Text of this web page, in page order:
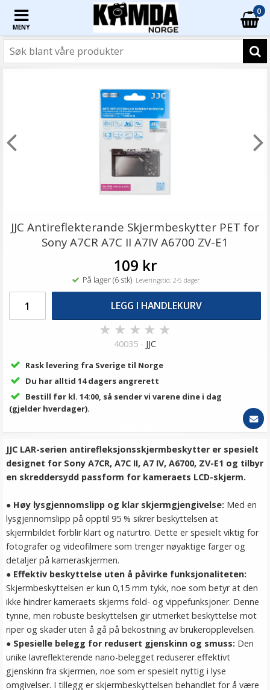
MENY
0
JJC Antireflekterande Skjermbeskytter PET for
Sony A7CR A7C II A7IV A6700 ZV-E1
109 kr
På lager (6 stk)Leveringstid: 2-5 dager
LEGG I HANDLEKURV
★ ★ ★ ★ ★
40035 - JJC
Rask levering fra Sverige til Norge
Du har alltid 14 dagers angrerett
Bestill før kl. 14:00, så sender vi varene dine i dag
(gjelder hverdager).
JJC LAR-serien antirefleksjonsskjermbeskytter er spesielt
designet for Sony A7CR, A7C II, A7 IV, A6700, ZV-E1 og tilbyr
en skreddersydd passform for kameraets LCD-skjerm.
● Høy lysgjennomslipp og klar skjermgjengivelse: Med en
lysgjennomslipp på opptil 95 % sikrer beskyttelsen at
skjermbildet forblir klart og naturtro. Dette er spesielt viktig for
fotografer og videofilmere som trenger nøyaktige farger og
detaljer på kameraskjermen.
● Effektiv beskyttelse uten å påvirke funksjonaliteten:
Skjermbeskyttelsen er kun 0,15 mm tykk, noe som betyr at den
ikke hindrer kameraets skjerms fold- og vippefunksjoner. Denne
tynne, men robuste beskyttelsen gir utmerket beskyttelse mot
riper og skader uten å gå på bekostning av brukeropplevelsen.
● Spesielle belegg for redusert gjenskinn og smuss: Den
unike lavreflekterende nano-belegget reduserer effektivt
gjenskinn fra skjermen, noe som er spesielt nyttig i lyse
omgivelser. I tillegg er skjermbeskyttelsen behandlet for å være